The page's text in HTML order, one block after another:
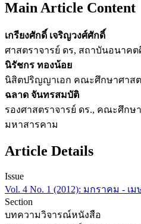
Main Article Content
เกรียงศักดิ์ เจริญวงศ์ศักดิ์
ศาสตราจารย์ ดร, สถาบันอนาค
นิรัชกร ทองน้อย
นิสิตปริญญาเอก คณะศึกษาศาส
ฉลาด จันทรสมบัติ
รองศาสตราจารย์ ดร., คณะศึกษ
มหาสารคาม
Article Details
Issue
Vol. 4 No. 1 (2012): มกราคม - เม
Section
บทความวิจารณ์หนังสือ